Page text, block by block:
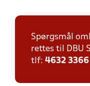
Spørgsmål
rettes til DBU
tlf: 4632 3366